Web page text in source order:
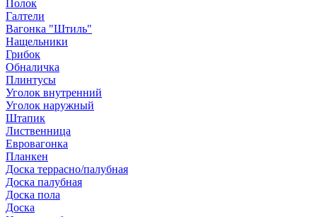
Полок
Галтели
Вагонка "Штиль"
Нащельники
Грибок
Обналичка
Плинтусы
Уголок внутренний
Уголок наружный
Штапик
Лиственница
Евровагонка
Планкен
Доска террасно/палубная
Доска палубная
Доска пола
Доска